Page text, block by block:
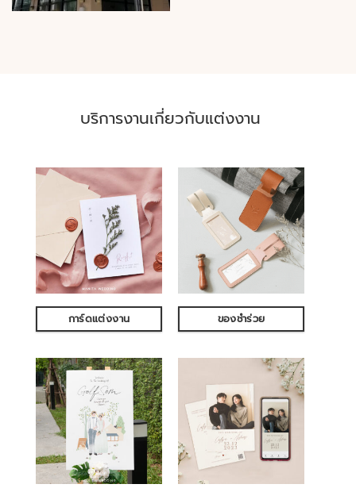
บริการงานเกี่ยวกับแต่งงาน
การ์ดแต่งงาน ของชำร่วย